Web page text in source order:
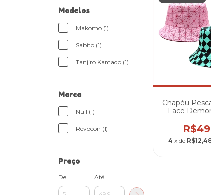
Modelos
Makomo (1)
Sabito (1)
Tanjiro Kamado (1)
Marca
Null (1)
Revocon (1)
Preço
De Até
Chapéu
Face
4 x de R$12,48